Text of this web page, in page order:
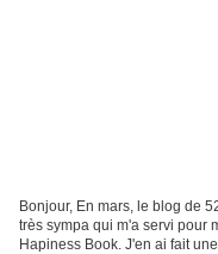
Bonjour, En mars, le blog de
très sympa qui m'a servi pour
Hapiness Book. J'en ai fait